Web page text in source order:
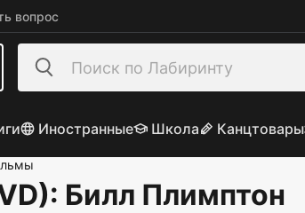
вопрос
Иностранные Школа Канцтовары
: Билл Плимптон